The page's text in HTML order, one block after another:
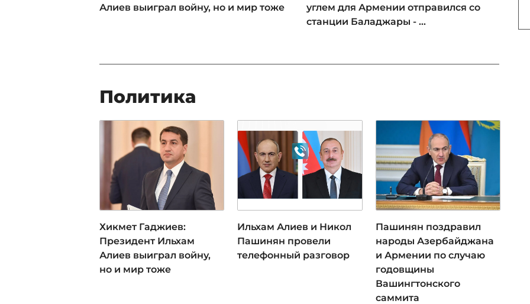
Алиев выиграл войну, но и мир тоже
углем для Армении отправился со
станции Баладжары - ...
Политика
Хикмет Гаджиев:
Президент Ильхам
Алиев выиграл войну,
но и мир тоже
Ильхам Алиев и Никол
Пашинян провели
телефонный разговор
Пашинян поздравил
народы Азербайджана
и Армении по случаю
годовщины
Вашингтонского
саммита